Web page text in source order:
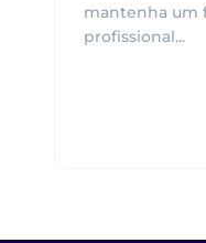
mantenha um
profissional...